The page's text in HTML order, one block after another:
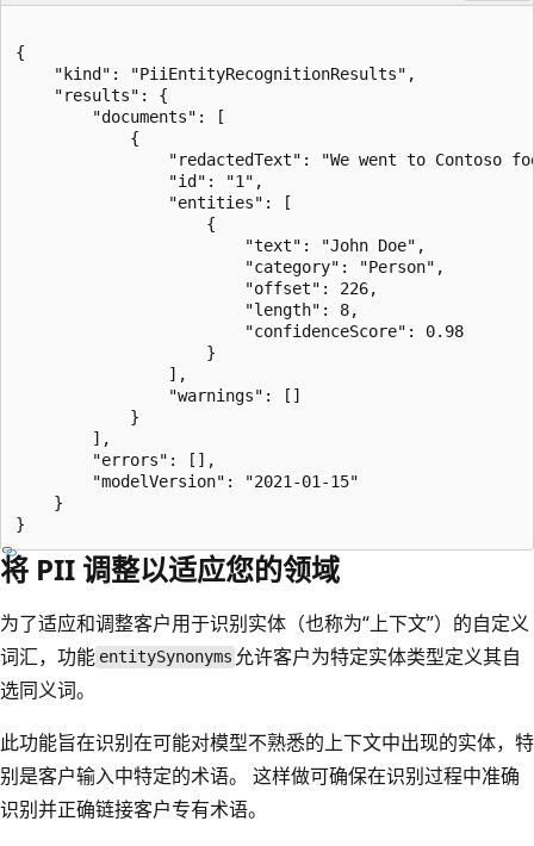
{
    "kind": "PiiEntityRecognitionResults",
    "results": {
        "documents": [
            {
"redactedText": "We went to Contoso
                "id": "1",
                "entities": [
                    {
                        "text": "John Doe",
                        "category": "Person",
                        "offset": 226,
                        "length": 8,
                        "confidenceScore": 0.98
                    }
                ],
                "warnings": []
            }
        ],
        "errors": [],
        "modelVersion": "2021-01-15"
    }
将 PII 调整以适应您的领域
为了适应和调整客户用于识别实体（也称为“上下文”）的自定义
词汇，功能 entitySynonyms 允许客户为特定实体类型定义其自
选同义词。
此功能旨在识别在可能对模型不熟悉的上下文中出现的实体，特
别是客户输入中特定的术语。 这样做可确保在识别过程中准确
识别并正确链接客户专有术语。